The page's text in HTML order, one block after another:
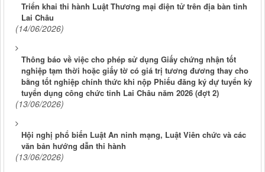
Triển khai thi hành Luật Thương mại điện tử trên địa bàn tỉnh
Lai Châu
(14/06/2026)
Thông báo về việc cho phép sử dụng Giấy chứng nhận tốt
nghiệp tạm thời hoặc giấy tờ có giá trị tương đương thay cho
bằng tốt nghiệp chính thức khi nộp Phiếu đăng ký dự tuyển kỳ
tuyển dụng công chức tỉnh Lai Châu năm 2026 (đợt 2)
(13/06/2026)
Hội nghị phổ biến Luật An ninh mạng, Luật Viên chức và các
văn bản hướng dẫn thi hành
(13/06/2026)